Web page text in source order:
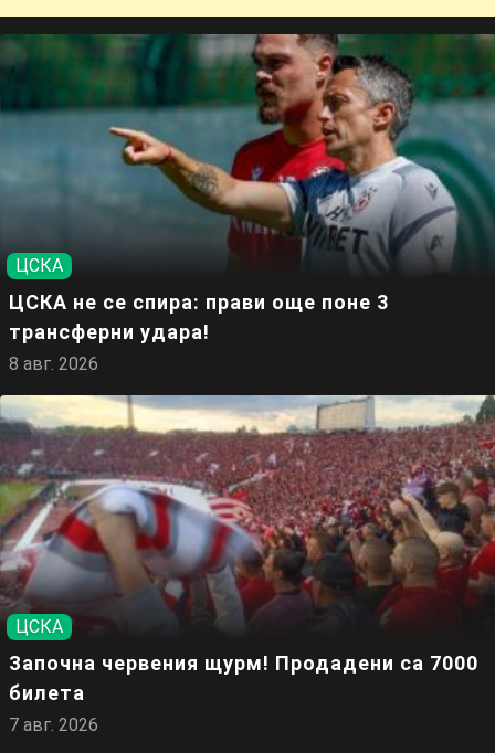
ЦСКА
ЦСКА не се спира: прави още поне 3
трансферни удара!
8 авг. 2026
ЦСКА
Започна червения щурм! Продадени са 7000
билета
7 авг. 2026